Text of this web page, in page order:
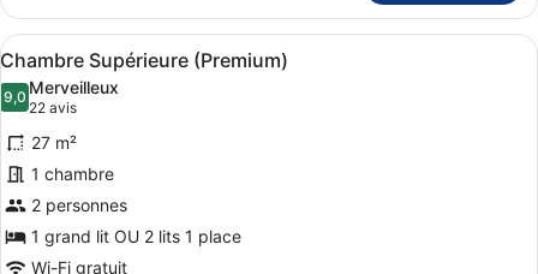
le
type
de
chambre
Chambre
Exécutive
(Deluxe)
Afficher
toutes
les
photos
pour
ce
type
de
chambre :
Chambre Supérieure (Premium)
6
Chambre Supérieure (Premium)
9,09,0 sur 10
Merveilleux
22 avis
(22 avis)
27 m²
1 chambre
2 personnes
1 grand lit OU 2 lits 1 place
Wi-Fi gratuit